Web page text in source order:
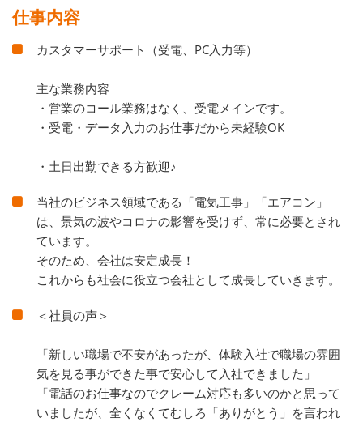
仕事内容
カスタマーサポート（受電、PC入力等）
主な業務内容
・営業のコール業務はなく、受電メインです。
・受電・データ入力のお仕事だから未経験OK
・土日出勤できる方歓迎♪
当社のビジネス領域である「電気工事」「エアコン」
は、景気の波やコロナの影響を受けず、常に必要とされ
ています。
そのため、会社は安定成長！
これからも社会に役立つ会社として成長していきます。
＜社員の声＞
「新しい職場で不安があったが、体験入社で職場の雰囲
気を見る事ができた事で安心して入社できました」
「電話のお仕事なのでクレーム対応も多いのかと思って
いましたが、全くなくてむしろ「ありがとう」を言われ